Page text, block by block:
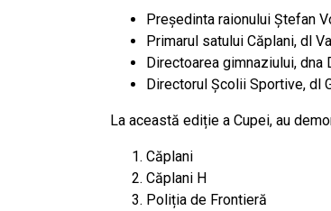
Președinta raionului Ștefan
Primarul satului Căplani, dl
Directoarea gimnaziului, dna
Directorul Școlii Sportive, dl
La această ediție a Cupei, au
Căplani
Căplani H
Poliția de Frontieră